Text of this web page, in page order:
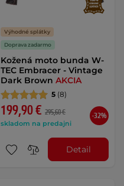
Výhodné splátky
Doprava zadarmo
Kožená moto bunda W-
TEC Embracer - Vintage
Dark Brown AKCIA
5 (8)
199,90 € 295,60 €
skladom na predajni
-32%
Detail